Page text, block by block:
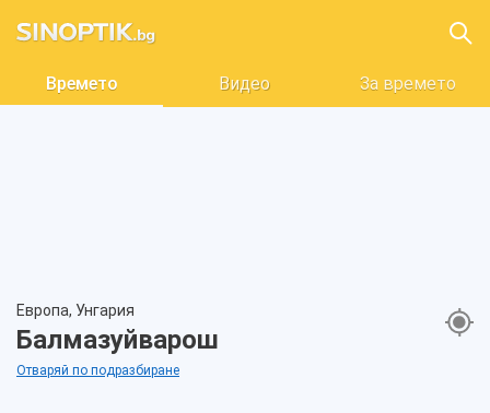
Времето Видео За времето
Европа, Унгария
Балмазуйварош
Отваряй по подразбиране